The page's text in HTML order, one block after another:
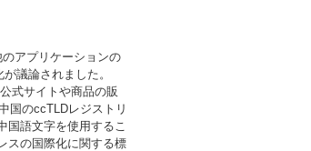
アプリケーションの
議論されました。
式サイトや商品の販
国のccTLDレジストリ
国語文字を使用するこ
スの国際化に関する標